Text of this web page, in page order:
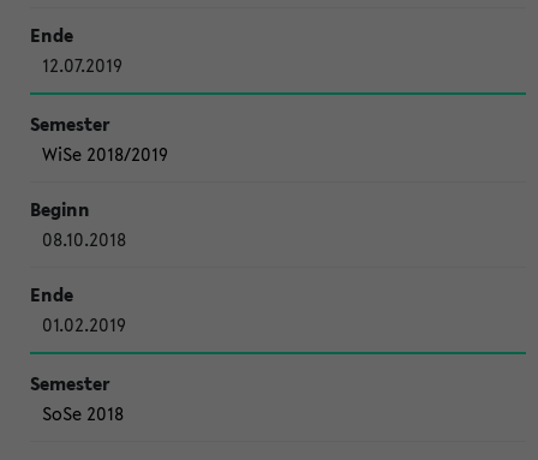
12.07.2019
WiSe 2018/2019
08.10.2018
01.02.2019
SoSe 2018